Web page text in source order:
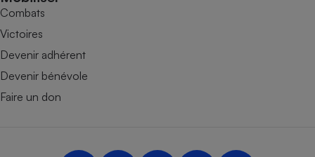
Combats
Victoires
Devenir adhérent
Devenir bénévole
Faire un don